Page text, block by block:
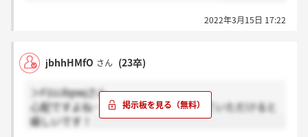
2022年3月15日 17:22
jbhhHMfO さん (23卒)
＞F1UJbpwjさん
心配ですよね…もし来たらその時教えていただけると
嬉しいです！